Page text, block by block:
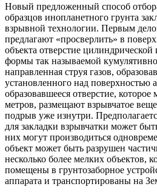
Новый предложенный способ
образцов инопланетного грунта
взрывной технологии. Первым
предлагают «просверлить» в
объекта отверстие
формы так называемой
направленная струя газов,
установленного над поверхностью
образовавшееся отверстие, которое
метров, размещают взрывчатое
подрыв уже изнутри.
для закладки взрывчатки может
них могут производиться
объект может быть разрушен
несколько более мелких объектов,
помещены в грунтозаборное
аппарата и транспортированы на